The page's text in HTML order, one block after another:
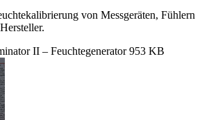
von Messgeräten, Fühlern
II – Feuchtegenerator953 KB